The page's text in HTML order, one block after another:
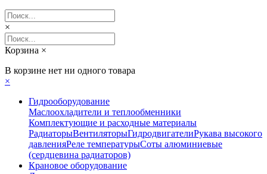
×
Корзина ×
В корзине нет ни одного товара
×
Гидрооборудование
Маслоохладители и теплообменники
Комплектующие и расходные материалы
РадиаторыВентиляторыГидродвигателиРукава высокого
давленияРеле температурыСоты алюминиевые
(сердцевина радиаторов)
Крановое оборудование